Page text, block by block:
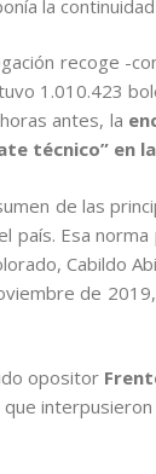
la
recoge -
1.010.423
antes, la
técnico” en
de las
país. Esa norma
Cabildo
de
opositor